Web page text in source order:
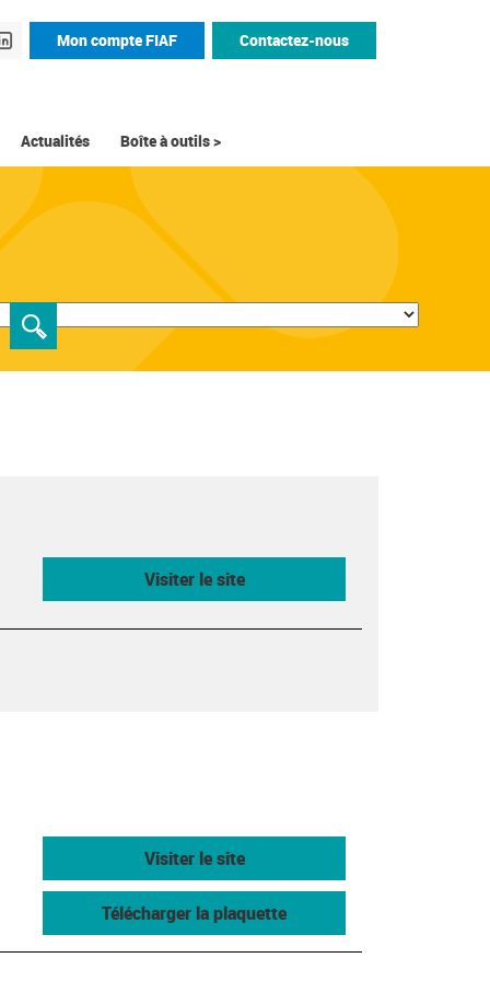
Mon compte FIAF Contactez-nous
Actualités Boîte à outils >
Visiter le site
Visiter le site
Télécharger la plaquette